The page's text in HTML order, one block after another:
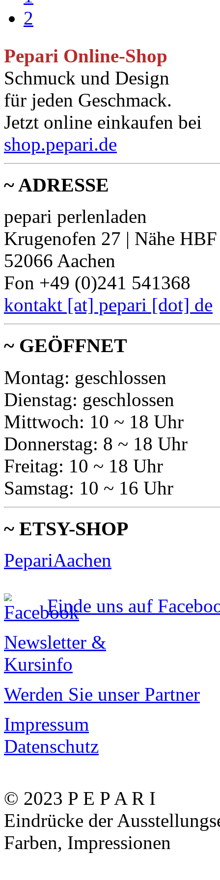
2
Pepari Online-Shop
Schmuck und Design
für jeden Geschmack.
Jetzt online einkaufen bei
shop.pepari.de
~ ADRESSE
pepari perlenladen
Krugenofen 27 | Nähe HBF
52066 Aachen
Fon +49 (0)241 541368
kontakt [at] pepari [dot] de
~ GEÖFFNET
Montag: geschlossen
Dienstag: geschlossen
Mittwoch: 10 ~ 18 Uhr
Donnerstag: 8 ~ 18 Uhr
Freitag: 10 ~ 18 Uhr
Samstag: 10 ~ 16 Uhr
~ ETSY-SHOP
PepariAachen
Finde uns auf
Newsletter &
Kursinfo
Werden Sie unser Partner
Impressum
Datenschutz
© 2023 P E P A R I
Eindrücke der
Farben, Impressionen